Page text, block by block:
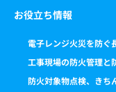
お役立ち情報
電子レンジ火災を防ぐ
工事現場の防火管理と
防火対象物点検、きち